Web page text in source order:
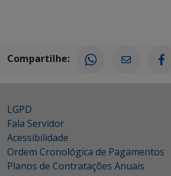
Compartilhe:
LGPD
Fala Servidor
Acessibilidade
Ordem Cronológica de Pagamentos
Planos de Contratações Anuais